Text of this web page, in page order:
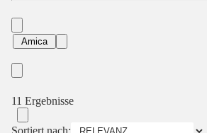
Amica
11 Ergebnisse
Sortiert nach: